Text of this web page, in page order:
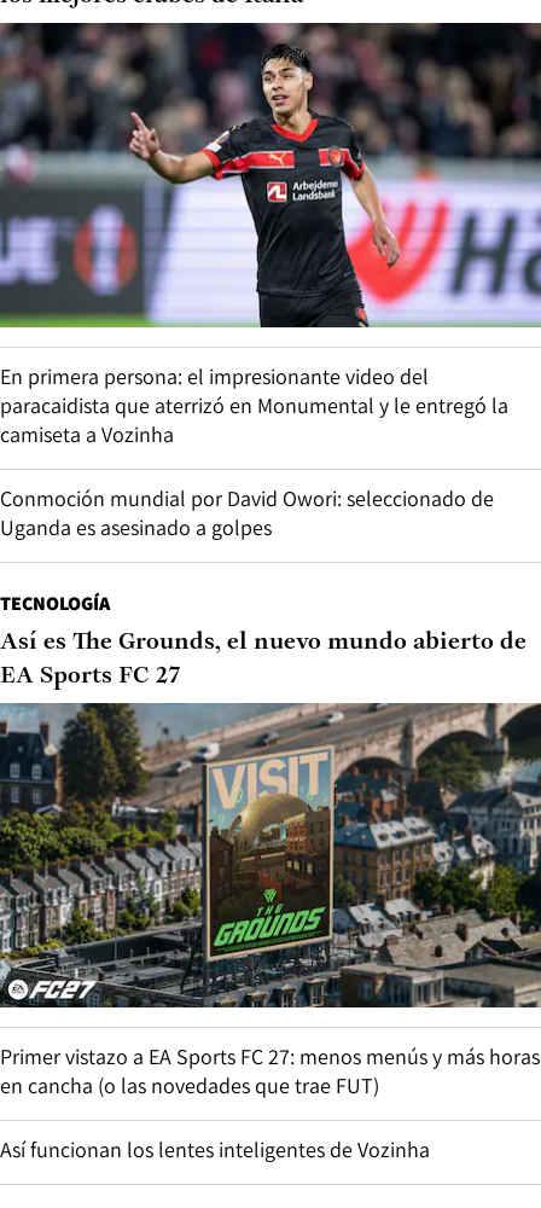
En primera persona: el impresionante video del
paracaidista que aterrizó en Monumental y le entregó la
camiseta a Vozinha
Conmoción mundial por David Owori: seleccionado de
Uganda es asesinado a golpes
TECNOLOGÍA
Así es The Grounds, el nuevo mundo abierto de
EA Sports FC 27
Primer vistazo a EA Sports FC 27: menos menús y más horas
en cancha (o las novedades que trae FUT)
Así funcionan los lentes inteligentes de Vozinha